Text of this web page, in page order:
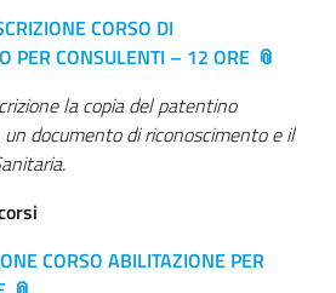
CORSO DI
PER CONSULENTI – 12 ORE
la copia del patentino
documento di riconoscimento e il
CORSO ABILITAZIONE PER